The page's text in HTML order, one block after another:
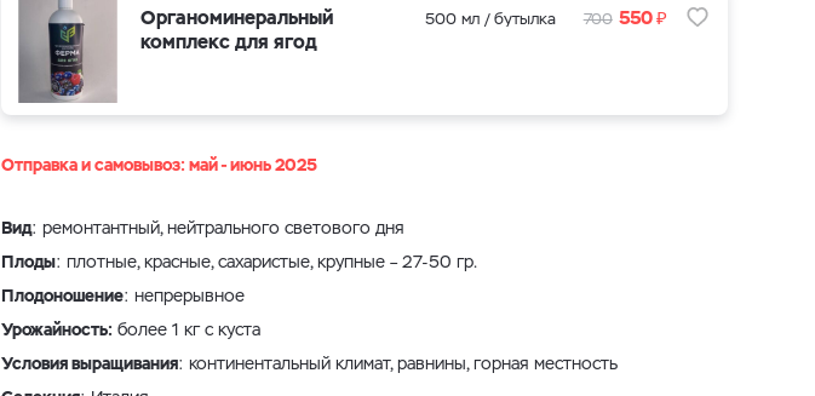
Органоминеральный
комплекс для ягод
500 мл / бутылка 700 550₽
Отправка и самовывоз: май - июнь 2025
Вид: ремонтантный, нейтрального светового дня
Плоды: плотные, красные, сахаристые, крупные –27-50 гр.
Плодоношение: непрерывное
Урожайность: более 1 кг с куста
Условия выращивания: континентальный климат, равнины, горная местность